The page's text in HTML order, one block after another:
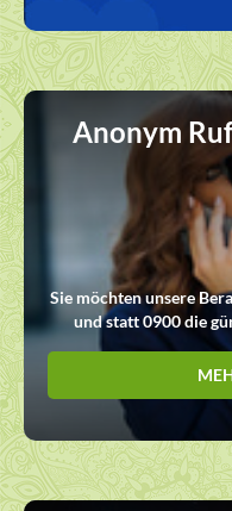
Anonym
Sie möchten unsere
und statt 0900 die